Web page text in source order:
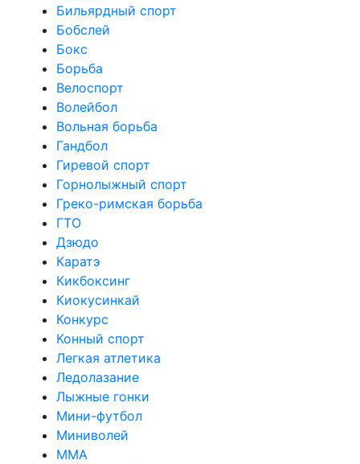
Бильярдный спорт
Бобслей
Бокс
Борьба
Велоспорт
Волейбол
Вольная борьба
Гандбол
Гиревой спорт
Горнолыжный спорт
Греко-римская борьба
ГТО
Дзюдо
Каратэ
Кикбоксинг
Киокусинкай
Конкурс
Конный спорт
Легкая атлетика
Ледолазание
Лыжные гонки
Мини-футбол
Миниволей
ММА